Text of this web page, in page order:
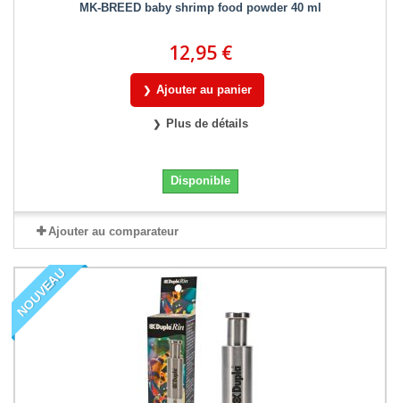
MK-BREED baby shrimp food powder 40 ml
12,95 €
Ajouter au panier
Plus de détails
Disponible
Ajouter au comparateur
NOUVEAU